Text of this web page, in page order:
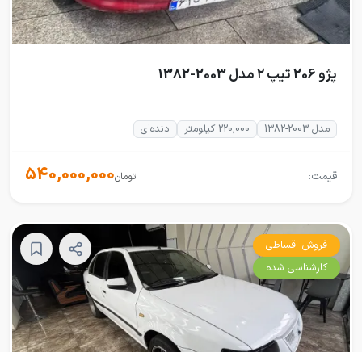
پژو 206 تیپ ۲ مدل 2003-1382
مدل 2003-1382 220,000 کیلومتر دنده‌ای
قیمت: 540,000,000تومان
فروش اقساطی
کارشناسی شده